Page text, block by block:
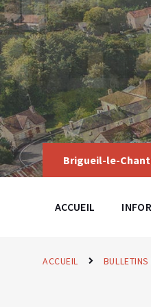
Skip
to
content
Skip
to
main
navigation
Skip
to
footer
Brigueil-le-
ACCUEIL
ACCUEIL